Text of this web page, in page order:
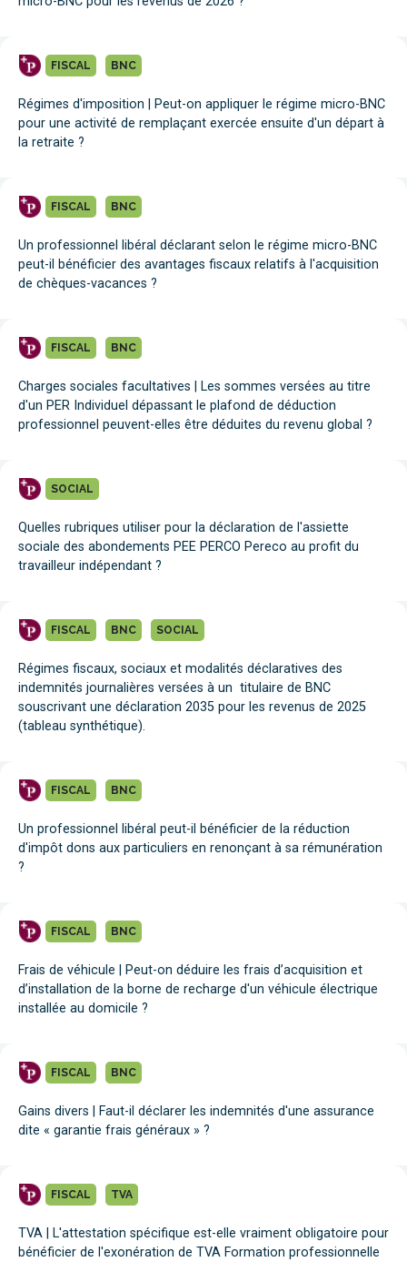
FISCAL BNC
Régimes d'imposition | Peut-on appliquer le régime micro-BNC
pour une activité de remplaçant exercée ensuite d'un départ à
la retraite ?
FISCAL BNC
Un professionnel libéral déclarant selon le régime micro-BNC
peut-il bénéficier des avantages fiscaux relatifs à l'acquisition
de chèques-vacances ?
FISCAL BNC
Charges sociales facultatives | Les sommes versées au titre
d'un PER Individuel dépassant le plafond de déduction
professionnel peuvent-elles être déduites du revenu global ?
SOCIAL
Quelles rubriques utiliser pour la déclaration de l'assiette
sociale des abondements PEE PERCO Pereco au profit du
travailleur indépendant ?
FISCAL BNC SOCIAL
Régimes fiscaux, sociaux et modalités déclaratives des
indemnités journalières versées à un titulaire de BNC
souscrivant une déclaration 2035 pour les revenus de 2025
(tableau synthétique).
FISCAL BNC
Un professionnel libéral peut-il bénéficier de la réduction
d'impôt dons aux particuliers en renonçant à sa rémunération
?
FISCAL BNC
Frais de véhicule | Peut-on déduire les frais d’acquisition et
d’installation de la borne de recharge d'un véhicule électrique
installée au domicile ?
FISCAL BNC
Gains divers | Faut-il déclarer les indemnités d'une assurance
dite « garantie frais généraux » ?
FISCAL TVA
TVA | L'attestation spécifique est-elle vraiment obligatoire pour
bénéficier de l'exonération de TVA Formation professionnelle